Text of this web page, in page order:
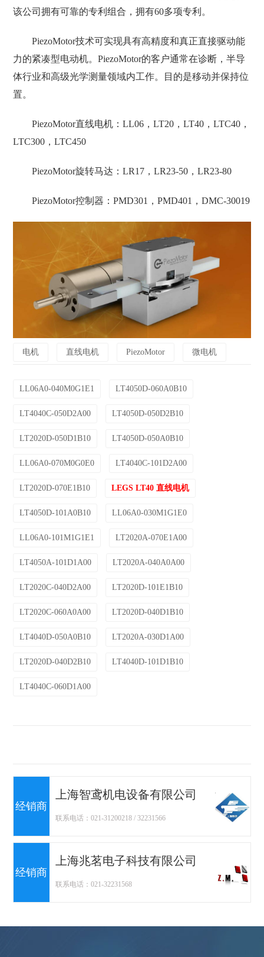
该公司拥有可靠的专利组合，拥有60多项专利。
PiezoMotor技术可实现具有高精度和真正直接驱动能
力的紧凑型电动机。PiezoMotor的客户通常在诊断，半导
体行业和高级光学测量领域内工作。目的是移动并保持位
置。
PiezoMotor直线电机：LL06，LT20，LT40，LTC40，
LTC300，LTC450
PiezoMotor旋转马达：LR17，LR23-50，LR23-80
PiezoMotor控制器：PMD301，PMD401，DMC-30019
电机 直线电机 PiezoMotor 微电机
LL06A0-040M0G1E1 LT4050D-060A0B10
LT4040C-050D2A00 LT4050D-050D2B10
LT2020D-050D1B10 LT4050D-050A0B10
LL06A0-070M0G0E0 LT4040C-101D2A00
LT2020D-070E1B10 LEGS LT40 直线电机
LT4050D-101A0B10 LL06A0-030M1G1E0
LL06A0-101M1G1E1 LT2020A-070E1A00
LT4050A-101D1A00 LT2020A-040A0A00
LT2020C-040D2A00 LT2020D-101E1B10
LT2020C-060A0A00 LT2020D-040D1B10
LT4040D-050A0B10 LT2020A-030D1A00
LT2020D-040D2B10 LT4040D-101D1B10
LT4040C-060D1A00
经销商
上海智鸢机电设备有限公司
联系电话：021-31200218 / 32231566
经销商
上海兆茗电子科技有限公司
联系电话：021-32231568